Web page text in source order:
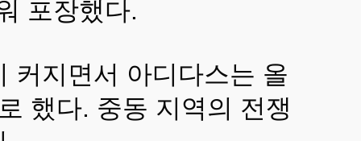
포장했다.
커지면서 아디다스는 올
했다. 중동 지역의 전쟁